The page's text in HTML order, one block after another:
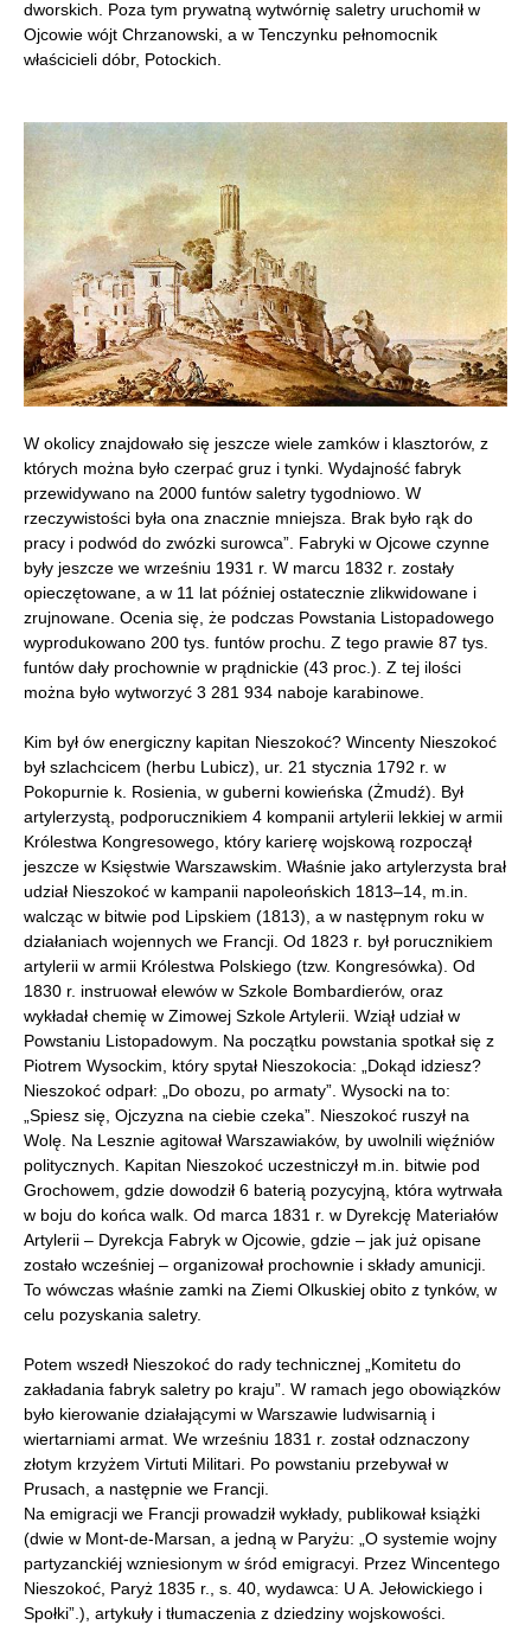
dworskich. Poza tym prywatną wytwórnię saletry uruchomił w
Ojcowie wójt Chrzanowski, a w Tenczynku pełnomocnik
właścicieli dóbr, Potockich.
W okolicy znajdowało się jeszcze wiele zamków i klasztorów, z
których można było czerpać gruz i tynki. Wydajność fabryk
przewidywano na 2000 funtów saletry tygodniowo. W
rzeczywistości była ona znacznie mniejsza. Brak było rąk do
pracy i podwód do zwózki surowca”. Fabryki w Ojcowe czynne
były jeszcze we wrześniu 1931 r. W marcu 1832 r. zostały
opieczętowane, a w 11 lat później ostatecznie zlikwidowane i
zrujnowane. Ocenia się, że podczas Powstania Listopadowego
wyprodukowano 200 tys. funtów prochu. Z tego prawie 87 tys.
funtów dały prochownie w prądnickie (43 proc.). Z tej ilości
można było wytworzyć 3 281 934 naboje karabinowe.
Kim był ów energiczny kapitan Nieszokoć? Wincenty Nieszokoć
był szlachcicem (herbu Lubicz), ur. 21 stycznia 1792 r. w
Pokopurnie k. Rosienia, w guberni kowieńska (Żmudź). Był
artylerzystą, podporucznikiem 4 kompanii artylerii lekkiej w armii
Królestwa Kongresowego, który karierę wojskową rozpoczął
jeszcze w Księstwie Warszawskim. Właśnie jako artylerzysta brał
udział Nieszokoć w kampanii napoleońskich 1813–14, m.in.
walcząc w bitwie pod Lipskiem (1813), a w następnym roku w
działaniach wojennych we Francji. Od 1823 r. był porucznikiem
artylerii w armii Królestwa Polskiego (tzw. Kongresówka). Od
1830 r. instruował elewów w Szkole Bombardierów, oraz
wykładał chemię w Zimowej Szkole Artylerii. Wziął udział w
Powstaniu Listopadowym. Na początku powstania spotkał się z
Piotrem Wysockim, który spytał Nieszokocia: „Dokąd idziesz?
Nieszokoć odparł: „Do obozu, po armaty”. Wysocki na to:
„Spiesz się, Ojczyzna na ciebie czeka”. Nieszokoć ruszył na
Wolę. Na Lesznie agitował Warszawiaków, by uwolnili więźniów
politycznych. Kapitan Nieszokoć uczestniczył m.in. bitwie pod
Grochowem, gdzie dowodził 6 baterią pozycyjną, która wytrwała
w boju do końca walk. Od marca 1831 r. w Dyrekcję Materiałów
Artylerii – Dyrekcja Fabryk w Ojcowie, gdzie – jak już opisane
zostało wcześniej – organizował prochownie i składy amunicji.
To wówczas właśnie zamki na Ziemi Olkuskiej obito z tynków, w
celu pozyskania saletry.
Potem wszedł Nieszokoć do rady technicznej „Komitetu do
zakładania fabryk saletry po kraju”. W ramach jego obowiązków
było kierowanie działającymi w Warszawie ludwisarnią i
wiertarniami armat. We wrześniu 1831 r. został odznaczony
złotym krzyżem Virtuti Militari. Po powstaniu przebywał w
Prusach, a następnie we Francji.
Na emigracji we Francji prowadził wykłady, publikował książki
(dwie w Mont-de-Marsan, a jedną w Paryżu: „O systemie wojny
partyzanckiéj wzniesionym w śród emigracyi. Przez Wincentego
Nieszokoć, Paryż 1835 r., s. 40, wydawca: U A. Jełowickiego i
Społki”.), artykuły i tłumaczenia z dziedziny wojskowości.